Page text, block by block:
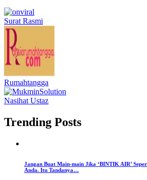
Surat Rasmi
Rumahtangga
Nasihat Ustaz
Trending Posts
Jangan Buat Main-main Jika ‘BINTIK AIR’
Anda. Itu Tandanya…